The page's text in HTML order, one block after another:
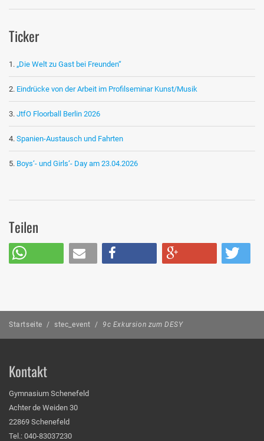
Ticker
„Die Welt zu Gast bei Freunden“
Eindrücke von der Arbeit im Profilseminar Kunst/Musik
JtfO Floorball Berlin 2026
Spanien-Austausch und Fahrten
Boys‘- und Girls‘- Day am 23.04.2026
Teilen
Startseite / stec_event / 9c Exkursion zum DESY
Kontakt
Gymnasium Schenefeld
Achter de Weiden 30
22869 Schenefeld
Tel.: 040-83037230